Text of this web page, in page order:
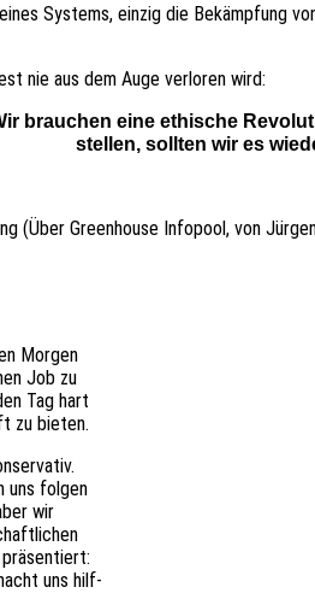
Systems, einzig die Bekämp­fung
nie aus dem Auge verlo­ren wird:
brau­chen eine ethi­sche
stel­len, soll­ten wir es
(Über Green­house Info­pool, von
Morgen
Job zu
Tag hart
zu bieten.
uns folgen
wir
uns hilf-